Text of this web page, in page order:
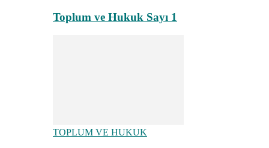
Toplum ve Hukuk Sayı 1
TOPLUM VE HUKUK